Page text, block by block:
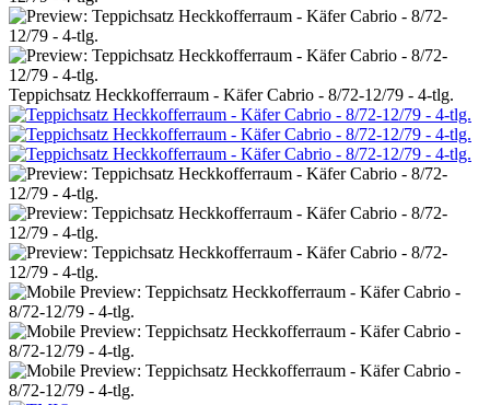
Teppichsatz Heckkofferraum - Käfer Cabrio - 8/72-12/79 - 4-tlg.